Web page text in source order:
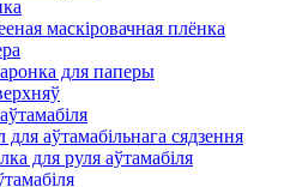
маскіровачная плёнка
для паперы
аўтамабільнага сядзення
для руля аўтамабіля